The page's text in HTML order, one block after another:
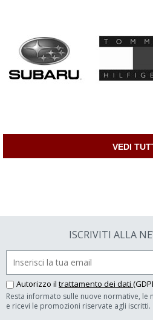
VEDI
ISCRIVITI ALLA
Autorizzo il trattamento dei dati
Resta informato sulle nuove normative, le
e ricevi le promozioni riservate agli iscritti.